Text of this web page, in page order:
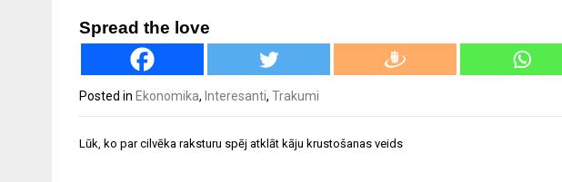
Spread the love
Posted in Ekonomika, Interesanti, Trakumi
Ziņu
Lūk, ko par cilvēka raksturu spēj atklāt kāju krustošanas veids